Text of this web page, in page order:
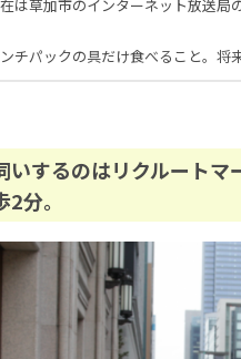
は草加市のインターネット放送
チパックの具だけ食べること。将
いするのはリクルート
分。